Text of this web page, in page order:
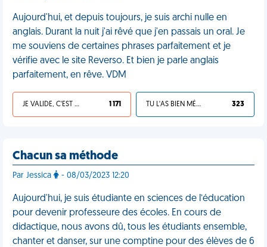
Aujourd'hui, et depuis toujours, je suis archi nulle en
anglais. Durant la nuit j'ai rêvé que j'en passais un oral. Je
me souviens de certaines phrases parfaitement et je
vérifie avec le site Reverso. Et bien je parle anglais
parfaitement, en rêve. VDM
JE VALIDE, C'EST UNE VDM 1 171 TU L'AS BIEN MÉRITÉ 323
Chacun sa méthode
Par Jessica - 08/03/2023 12:20
Aujourd'hui, je suis étudiante en sciences de l’éducation
pour devenir professeure des écoles. En cours de
didactique, nous avons dû, tous les étudiants ensemble,
chanter et danser, sur une comptine pour des élèves de 6